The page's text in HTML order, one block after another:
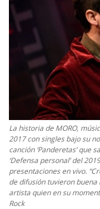
Deporte
Política
Espectáculos
La historia de MORO,
2017 con singles bajo su
canción ‘Panderetas’ que
‘Defensa personal’ del
presentaciones en vivo.
de difusión tuvieron
artista quien en su
Rock